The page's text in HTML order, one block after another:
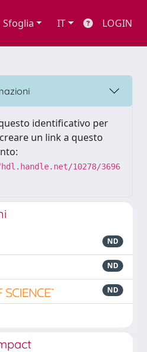
Sfoglia IT LOGIN
identificativo per
un link a questo
10278/3696
ND
ND
ND